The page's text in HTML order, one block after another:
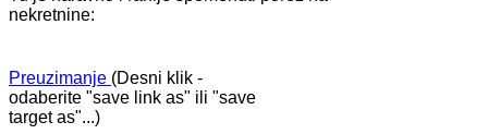
nekretnine:
Preuzimanje (Desni klik -
odaberite "save link as" ili "save
target as"...)